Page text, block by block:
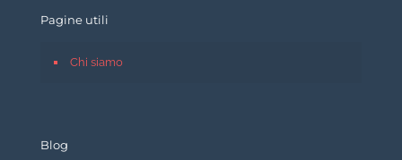
Pagine utili
Chi siamo
Blog